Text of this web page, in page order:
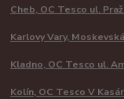
Cheb, OC Tesco ul.
Karlovy Vary,
Kladno, OC Tesco ul.
Kolín, OC Tesco V